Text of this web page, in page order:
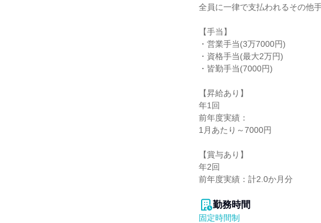
全員に一律で支払われるその他
【手当】
・営業手当(3万7000円)
・資格手当(最大2万円)
・皆勤手当(7000円)
【昇給あり】
年1回
前年度実績：
1月あたり～7000円
【賞与あり】
年2回
前年度実績：計2.0か月分
勤務時間
固定時間制